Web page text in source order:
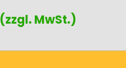
(zzgl. MwSt.)